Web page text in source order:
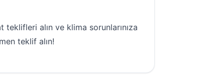
teklifleri alın ve klima sorunlarınıza
teklif alın!